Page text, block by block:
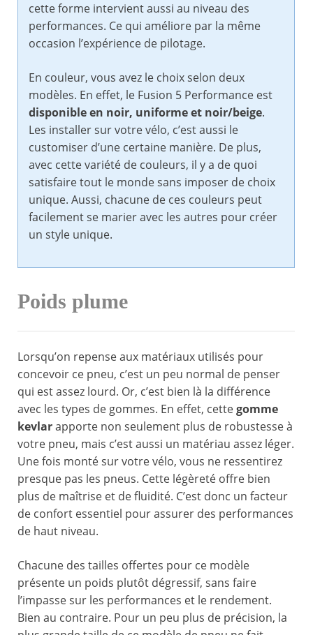
cette forme intervient aussi au niveau des
performances. Ce qui améliore par la même
occasion l’expérience de pilotage.
En couleur, vous avez le choix selon deux
modèles. En effet, le Fusion 5 Performance est
disponible en noir, uniforme et noir/beige.
Les installer sur votre vélo, c’est aussi le
customiser d’une certaine manière. De plus,
avec cette variété de couleurs, il y a de quoi
satisfaire tout le monde sans imposer de choix
unique. Aussi, chacune de ces couleurs peut
facilement se marier avec les autres pour créer
un style unique.
Poids plume
Lorsqu’on repense aux matériaux utilisés pour
concevoir ce pneu, c’est un peu normal de penser
qui est assez lourd. Or, c’est bien là la différence
avec les types de gommes. En effet, cettegomme
kevlarapporte non seulement plus de robustesse à
votre pneu, mais c’est aussi un matériau assez léger.
Une fois monté sur votre vélo, vous ne ressentirez
presque pas les pneus. Cette légèreté offre bien
plus de maîtrise et de fluidité. C’est donc un facteur
de confort essentiel pour assurer des performances
de haut niveau.
Chacune des tailles offertes pour ce modèle
présente un poids plutôt dégressif, sans faire
l’impasse sur les performances et le rendement.
Bien au contraire. Pour un peu plus de précision, la